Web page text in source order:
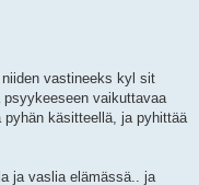
vastineeks kyl sit
vaikuttavaa
käsitteellä, ja pyhittää
ja vaslia elämässä.. ja